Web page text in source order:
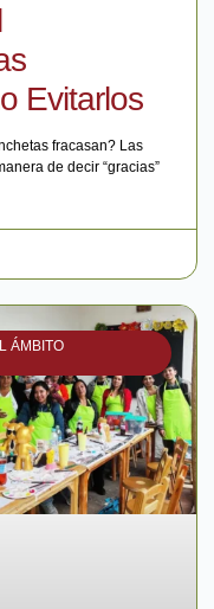
Evitarlos
fracasan? Las
de decir “gracias”
ÁMBITO